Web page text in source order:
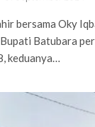
bersama Oky
Batubara
keduanya…